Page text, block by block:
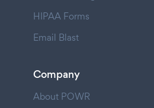
HIPAA Forms
Email Blast
Company
About POWR